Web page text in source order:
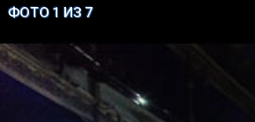
ФОТО 1 ИЗ 7